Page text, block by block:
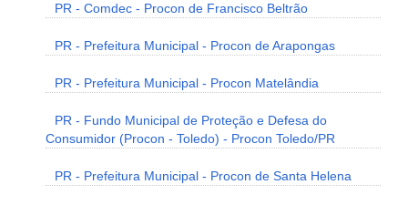
PR - Comdec - Procon de Francisco Beltrão
PR - Prefeitura Municipal - Procon de Arapongas
PR - Prefeitura Municipal - Procon Matelândia
PR - Fundo Municipal de Proteção e Defesa do
Consumidor (Procon - Toledo) - Procon Toledo/PR
PR - Prefeitura Municipal - Procon de Santa Helena